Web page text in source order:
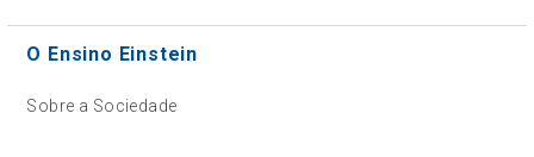
O Ensino Einstein
Sobre a Sociedade